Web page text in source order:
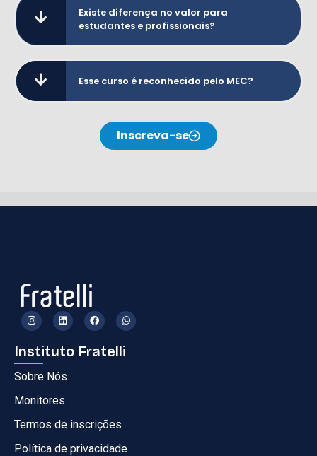
Existe diferença no valor para
estudantes e profissionais?
Esse curso é reconhecido pelo MEC?
Inscreva-se
Instituto Fratelli
Sobre Nós
Monitores
Termos de inscrições
Política de privacidade